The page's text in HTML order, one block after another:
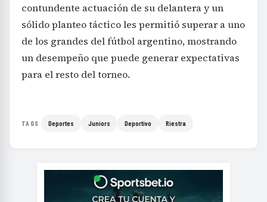
contundente actuación de su delantera y un
sólido planteo táctico les permitió superar a uno
de los grandes del fútbol argentino, mostrando
un desempeño que puede generar expectativas
para el resto del torneo.
TAGS Deportes Juniors Deportivo Riestra